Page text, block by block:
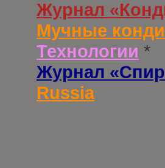
Журнал
Мучные
Технологии *
Журнал
Russia